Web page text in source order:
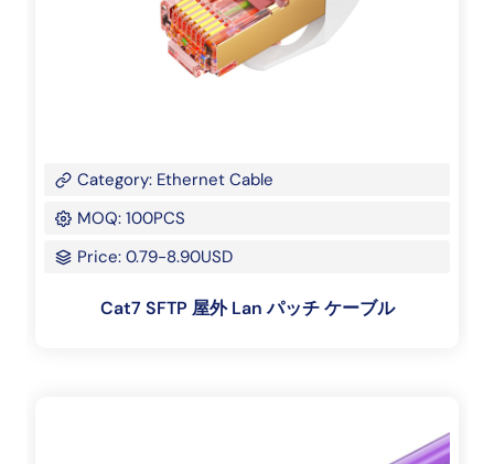
Category: Ethernet Cable
MOQ: 100PCS
Price: 0.79-8.90USD
Cat7 SFTP 屋外 Lan パッチ ケーブル